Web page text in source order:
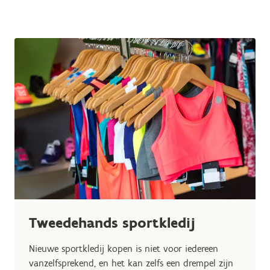
Tweedehands sportkledij
Nieuwe sportkledij kopen is niet voor iedereen
vanzelfsprekend, en het kan zelfs een drempel zijn